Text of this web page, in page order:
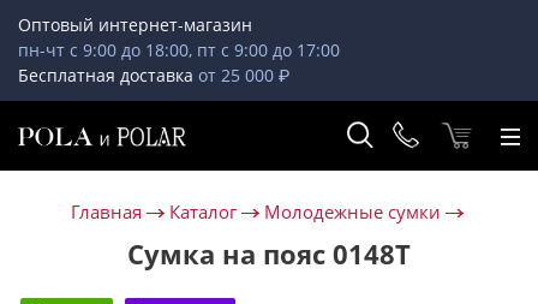
Оптовый интернет-магазин
пн-чт с 9:00 до 18:00, пт с 9:00 до 17:00
Бесплатная доставка от 25 000 ₽
Главная Каталог Молодежные сумки
Сумка на пояс 0148T